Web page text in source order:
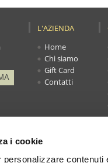
i cookie
L'AZIENDA
Home
Chi siamo
Gift Card
Contatti